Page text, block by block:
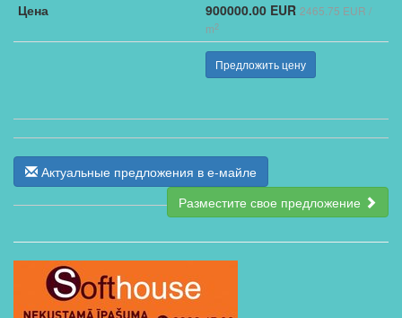
Цена
900000.00 EUR 2465.75 EUR /
m2
Предложить цену
Актуальные предложения в е-майле
Разместите свое предложение